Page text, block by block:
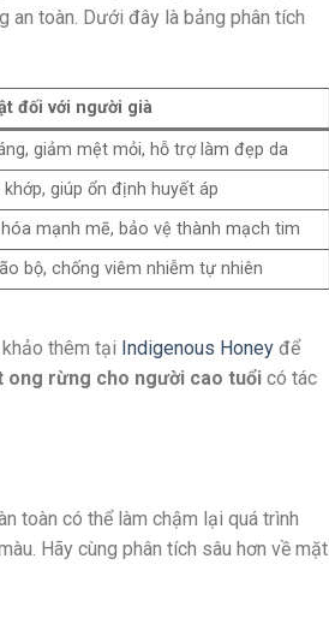
an toàn. Dưới đây là bảng phân tích
đối với người già
giảm mệt mỏi, hỗ trợ làm đẹp da
giúp ổn định huyết áp
mạnh mẽ, bảo vệ thành mạch tim
bộ, chống viêm nhiễm tự nhiên
thêm tại Indigenous Honey để
ong rừng cho người cao tuổi có tác
toàn có thể làm chậm lại quá trình
Hãy cùng phân tích sâu hơn về mặt